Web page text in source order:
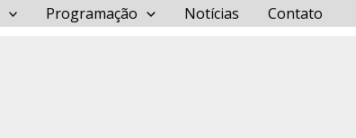
Programação Notícias Contato